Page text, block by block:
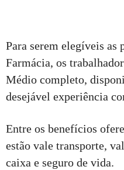
Para serem elegíveis as
Farmácia, os
Médio completo,
desejável experiência
Entre os benefícios
estão vale transporte,
caixa e seguro de vida.